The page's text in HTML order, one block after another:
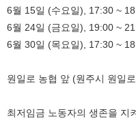
6월 15일 (수요일), 17:30 ~
6월 24일 (금요일), 19:00 ~
6월 30일 (목요일), 17:30 ~
원일로 농협 앞 (원주시 원일
최저임금 노동자의 생존을 지